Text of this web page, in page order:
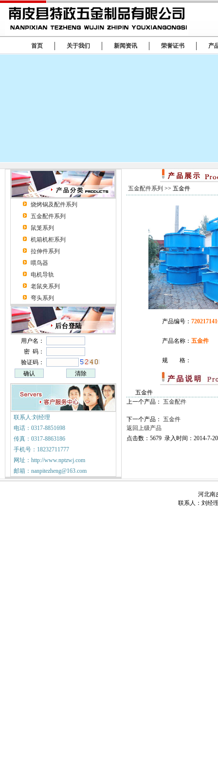
首页 关于我们 新闻资讯 荣誉证书 产
烧烤锅及配件系列
五金配件系列
鼠笼系列
机箱机柜系列
拉伸件系列
喂鸟器
电机导轨
老鼠夹系列
弯头系列
用户名：
密 码：
验证码：
联系人:刘经理
电话：0317-8851698
传真：0317-8863186
手机号：18232711777
网址：http://www.nptzwj.com
邮箱：nanpitezheng@163.com
五金配件系列 >> 五金件
产品编号：
产品名称： 五金件
规 格：
五金件
上一个产品： 五金配件
下一个产品： 五金件
返回上级产品
点击数：5679 录入时间：2014-7-
河北南
联系人：刘经